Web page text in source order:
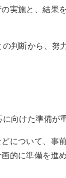
実施と、結果
判断から、努
向けた準備が重
について、事
的に準備を進